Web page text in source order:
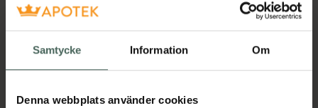
Samtycke Information Om
Denna webbplats använder cookies
Köp via ditt recept